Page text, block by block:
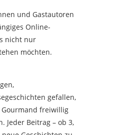
und Gastautoren
Online-
nicht nur
möchten.
gefallen,
Gourmand freiwillig
Jeder Beitrag – ob 3,